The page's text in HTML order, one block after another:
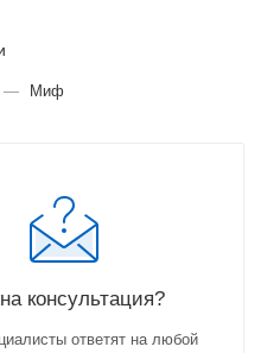
— Миф
консультация?
ответят на любой